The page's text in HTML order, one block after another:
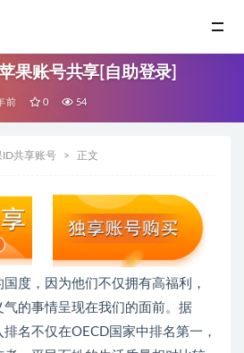
果账号共享[自助登录]
前 0 54
ID共享账号 正文
度，因为他们不仅拥有高福利，
的事情呈现在我们的面前。据
名不仅在OECD国家中排名第一，